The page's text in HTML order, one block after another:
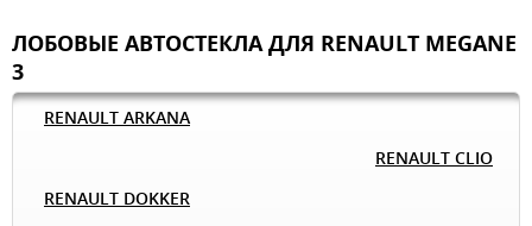
ЛОБОВЫЕ АВТОСТЕКЛА ДЛЯ RENAULT MEGANE
3
RENAULT ARKANA
RENAULT CLIO
RENAULT DOKKER